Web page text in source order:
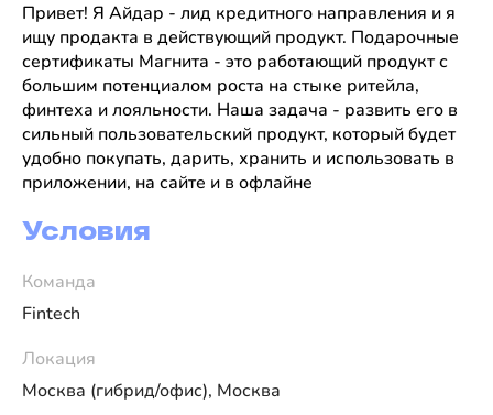
Привет! Я Айдар - лид кредитного направления и я
ищу продакта в действующий продукт. Подарочные
сертификаты Магнита - это работающий продукт с
большим потенциалом роста на стыке ритейла,
финтеха и лояльности. Наша задача - развить его в
сильный пользовательский продукт, который будет
удобно покупать, дарить, хранить и использовать в
приложении, на сайте и в офлайне
Условия
Команда
Fintech
Локация
Москва (гибрид/офис), Москва